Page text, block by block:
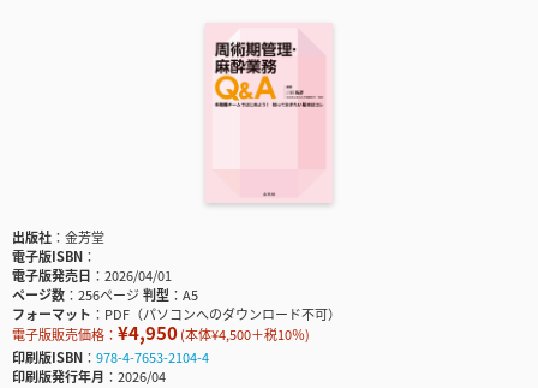
出版社
金芳堂
電子版ISBN
電子版発売日
2026/04/01
ページ数
256ページ判型
A5
フォーマット
PDF（パソコンへのダウンロード不可）
電子版販売価格： ¥4,950(本体¥4,500＋税10％)
印刷版ISBN
978-4-7653-2104-4
印刷版発行年月
2026/04